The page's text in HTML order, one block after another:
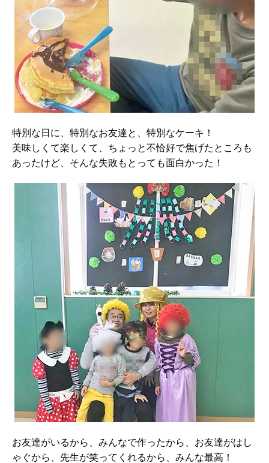
特別な日に、特別なお友達と、特別なケーキ！
美味しくて楽しくて、ちょっと不恰好で焦げたところも
あったけど、そんな失敗もとっても面白かった！
お友達がいるから、みんなで作ったから、お友達がはし
ゃぐから、先生が笑ってくれるから、みんな最高！